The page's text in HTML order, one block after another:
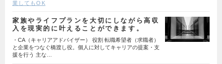
業してもOK
家族やライフプランを大切にしながら高収
入を現実的に叶えることができます。
・CA（キャリアアドバイザー） 役割 転職希望者（求職者）
と企業をつなぐ橋渡し役。個人に対してキャリアの提案・支
援を行う 主な…